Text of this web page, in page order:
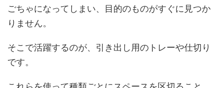
ごちゃになってしまい、目的のものがすぐに見つか
りません。
そこで活躍するのが、引き出し用のトレーや仕切り
です。